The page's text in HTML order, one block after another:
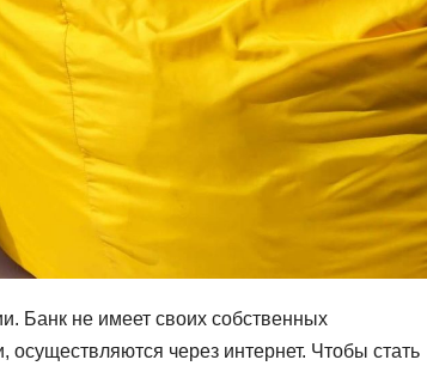
Банк не имеет своих собственных
через интернет. Чтобы стать